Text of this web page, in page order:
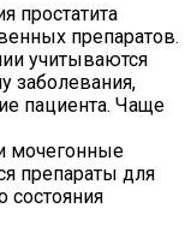
простатита
препаратов.
учитываются
заболевания,
пациента. Чаще
мочегонные
препараты для
состояния